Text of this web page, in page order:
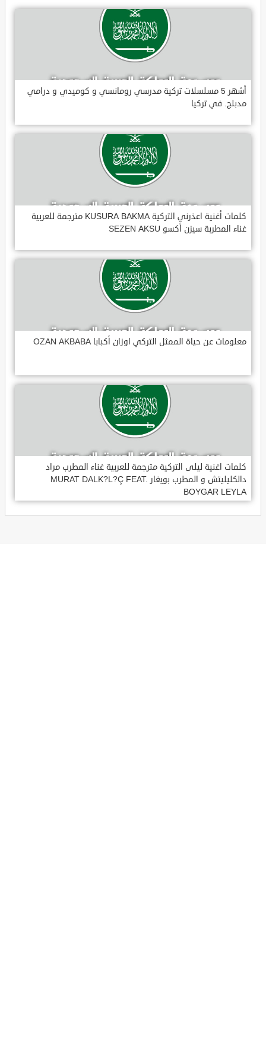
أشهر 5 مسلسلات تركية مدرسي رومانسي و كوميدي و درامي
مدبلج. في تركيا
كلمات أغنية اعذرني التركية KUSURA BAKMA مترجمة للعربية
غناء المطربة سيزن أكسو SEZEN AKSU
معلومات عن حياة الممثل التركي اوزان أكبابا OZAN AKBABA
كلمات اغنية ليلى التركية مترجمة للعربية غناء المطرب مراد
دالكليليتش و المطرب بويغار MURAT DALK?L?Ç FEAT.
BOYGAR LEYLA